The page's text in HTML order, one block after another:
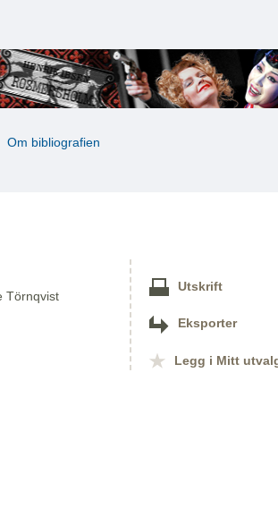
Om bibliografien
Törnqvist
Utskrift
Eksporter
Legg i Mitt